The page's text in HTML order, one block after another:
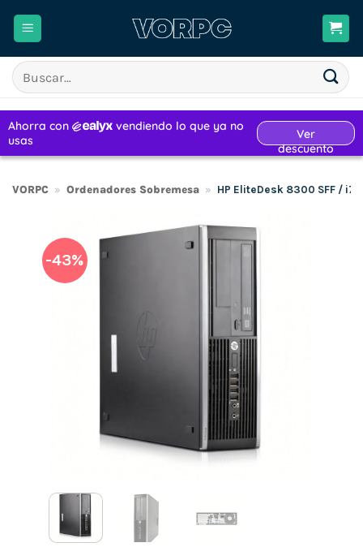
Buscar
por:
VORPC » Ordenadores Sobremesa » HP EliteDesk 8300 SFF /
-43%